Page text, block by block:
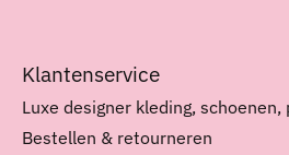
Klantenservice
Luxe designer kleding,
Bestellen & retourneren